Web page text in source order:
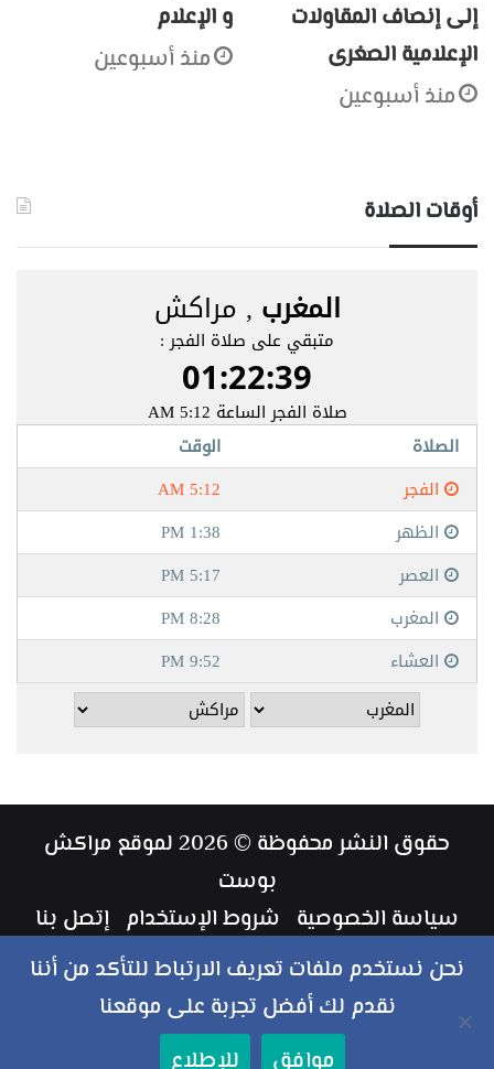
إلى إنصاف المقاولات
الإعلامية الصغرى
منذ أسبوعين
و الإعلام
منذ أسبوعين
أوقات الصلاة
حقوق النشر محفوظة © 2026 لموقع مراكش
بوست
سياسة الخصوصية شروط الإستخدام إتصل بنا
طاقم العمل
ملخص فيسبوكتويتر يوتيوبانستقرام‏Google
نحن نستخدم ملفات تعريف الارتباط للتأكد من أننا
نقدم لك أفضل تجربة على موقعنا
موافق
للإطلاع